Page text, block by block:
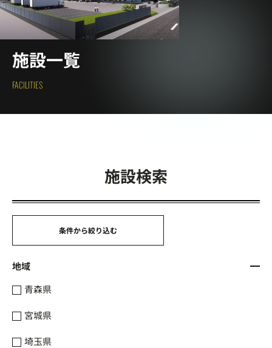
施設一覧
FACILITIES
施設検索
条件から絞り込む
地域
青森県
宮城県
埼玉県